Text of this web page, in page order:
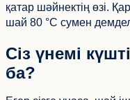
қатар шәйнектің өзі.
шай 80 °C сумен
Сіз үнемі
ба?